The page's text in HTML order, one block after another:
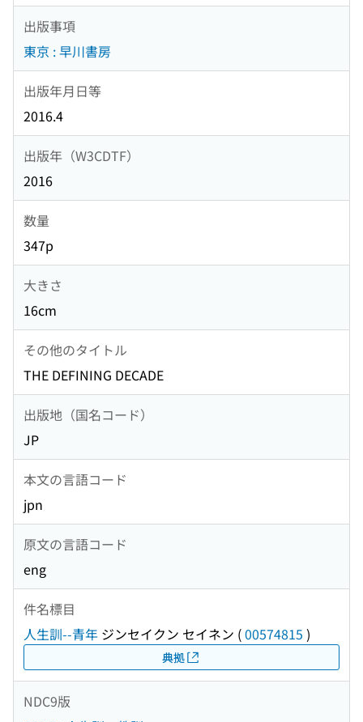
出版事項
東京 : 早川書房
出版年月日等
2016.4
出版年（W3CDTF）
2016
数量
347p
大きさ
16cm
その他のタイトル
THE DEFINING DECADE
出版地（国名コード）
JP
本文の言語コード
jpn
原文の言語コード
eng
件名標目
人生訓--青年 ジンセイクン セイネン (00574815 )
典拠
NDC9版